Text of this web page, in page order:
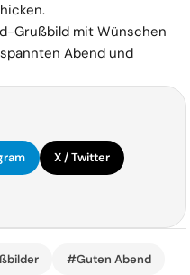
Grußbild mit Wünschen
Abend und
X / Twitter
#Guten Abend